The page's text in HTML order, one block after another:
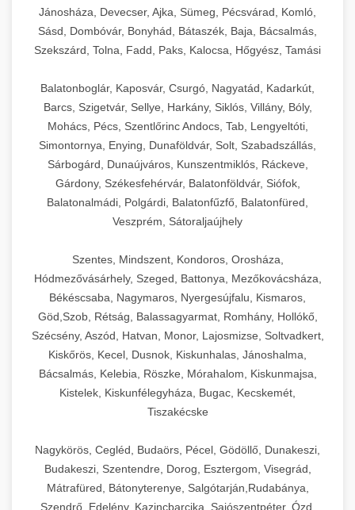
Jánosháza, Devecser, Ajka, Sümeg, Pécsvárad, Komló,
Sásd, Dombóvár, Bonyhád, Bátaszék, Baja, Bácsalmás,
Szekszárd, Tolna, Fadd, Paks, Kalocsa, Hőgyész, Tamási
Balatonboglár, Kaposvár, Csurgó, Nagyatád, Kadarkút,
Barcs, Szigetvár, Sellye, Harkány, Siklós, Villány, Bóly,
Mohács, Pécs, Szentlőrinc Andocs, Tab, Lengyeltóti,
Simontornya, Enying, Dunaföldvár, Solt, Szabadszállás,
Sárbogárd, Dunaújváros, Kunszentmiklós, Ráckeve,
Gárdony, Székesfehérvár, Balatonföldvár, Siófok,
Balatonalmádi, Polgárdi, Balatonfűzfő, Balatonfüred,
Veszprém, Sátoraljaújhely
Szentes, Mindszent, Kondoros, Orosháza,
Hódmezővásárhely, Szeged, Battonya, Mezőkovácsháza,
Békéscsaba, Nagymaros, Nyergesújfalu, Kismaros,
Göd,Szob, Rétság, Balassagyarmat, Romhány, Hollókő,
Szécsény, Aszód, Hatvan, Monor, Lajosmizse, Soltvadkert,
Kiskőrös, Kecel, Dusnok, Kiskunhalas, Jánoshalma,
Bácsalmás, Kelebia, Röszke, Mórahalom, Kiskunmajsa,
Kistelek, Kiskunfélegyháza, Bugac, Kecskemét,
Tiszakécske
Nagykörös, Cegléd, Budaörs, Pécel, Gödöllő, Dunakeszi,
Budakeszi, Szentendre, Dorog, Esztergom, Visegrád,
Mátrafüred, Bátonyterenye, Salgótarján,Rudabánya,
Szendrő, Edelény, Kazincbarcika, Sajószentpéter, Ózd,